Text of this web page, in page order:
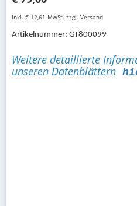
inkl. € 12,61 MwSt. zzgl. Versand
Artikelnummer: GT800099
Weitere detaillierte
unseren Datenblättern